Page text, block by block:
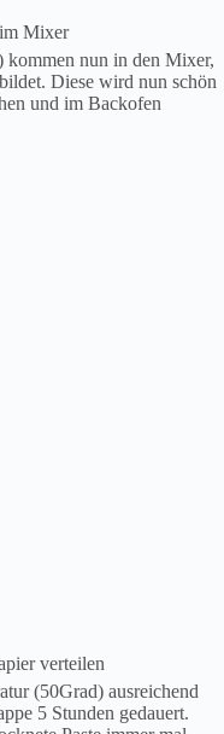
Mixer
kommen nun in den Mixer,
Diese wird nun schön
und im Backofen
verteilen
(50Grad) ausreichend
5 Stunden gedauert.